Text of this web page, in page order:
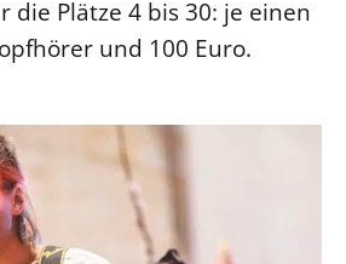
die Plätze 4 bis 30: je einen
und 100 Euro.